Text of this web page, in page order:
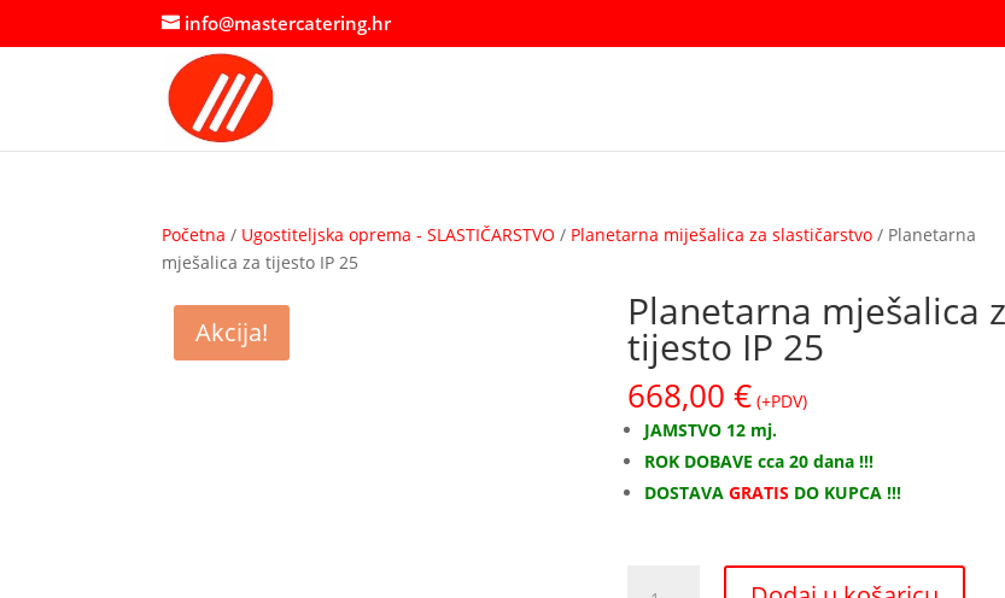
info@mastercatering.hr
Početna / Ugostiteljska oprema - SLASTIČARSTVO / Planetarna miješalica za slastičarstvo / Planetarna
mješalica za tijesto IP 25
Planetarna mješalica
tijesto IP 25
668,00€ (+PDV)
JAMSTVO 12 mj.
ROK DOBAVE cca 20 dana !!!
DOSTAVAGRATIS DO KUPCA !!!
Akcija!